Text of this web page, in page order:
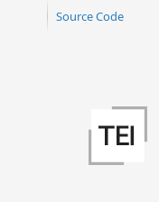
Source Code